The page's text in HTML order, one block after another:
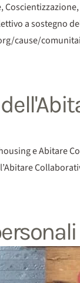
a sostegno
cause/
e Abitare